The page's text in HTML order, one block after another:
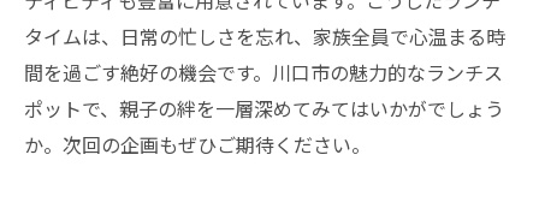
親子で特別な時間を過ごす川口市のランチ
家族で楽しむ川口市の特別ランチプラン
川口市ランチで家族の思い出を作る方法
川口市で親子の絆を深めるランチ体験
タイムは、日常の忙しさを忘れ、家族全員で心温まる時
間を過ごす絶好の機会です。川口市の魅力的なランチス
ポットで、親子の絆を一層深めてみてはいかがでしょう
か。次回の企画もぜひご期待ください。